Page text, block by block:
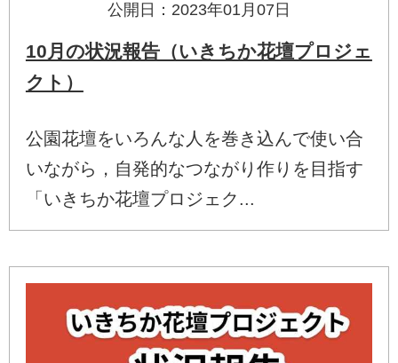
公開日：2023年01月07日
10月の状況報告（いきちか花壇プロジェ
クト）
公園花壇をいろんな人を巻き込んで使い合
いながら，自発的なつながり作りを目指す
「いきちか花壇プロジェク...